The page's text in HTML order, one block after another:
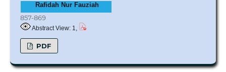
Rafidah Nur Fauziah
857-869
Abstract View: 1,
PDF